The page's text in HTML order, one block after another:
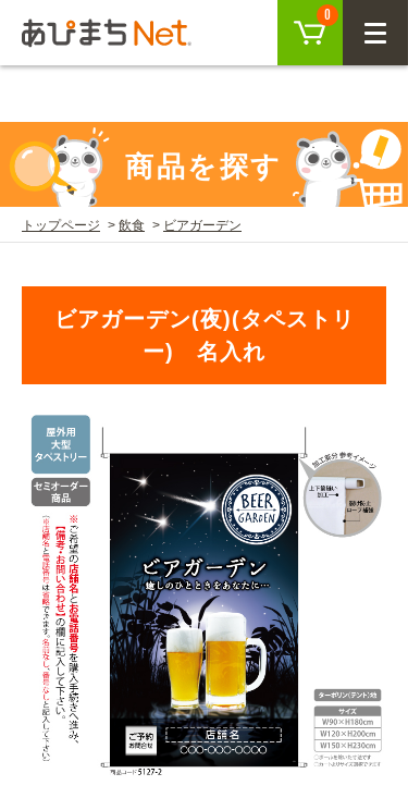
参考記事>>DIYで屋外タペストリーを設置する方法"
0
CLOSE
ログイン
会員登録
商品を探す
注目キーワード
チュクミ 韓国グルメ 駐車場 鍋 夏
CATEGORY
飲食 住まい・暮らし
美容・健康 地域・観光
イベント・季節 不動産・建築
カルチャー・教養
ご利用ガイド
ご利用ガイド トップ
取り扱い商品一覧
既製デザイン商品注文方法
オリジナルオーダー注文方法
料金一覧
お届け納期と配送方法
初めての方へ
BEGINNER'S GUIDE
初めての方へ トップ
商品について
お客様の声
よくある質問
商品を探す
トップページ 飲食 ビアガーデン
ビアガーデン(夜)(タペストリ
ー) 名入れ